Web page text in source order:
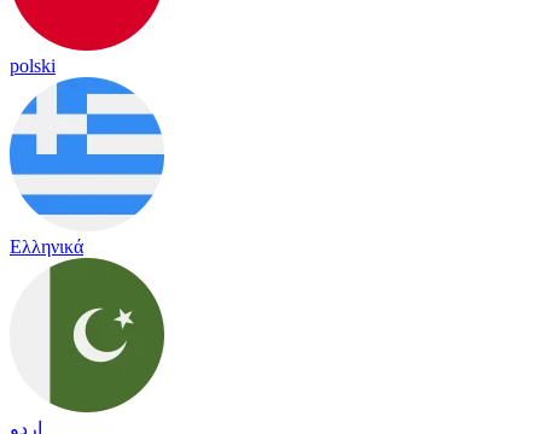
polski
Ελληνικά
اردو